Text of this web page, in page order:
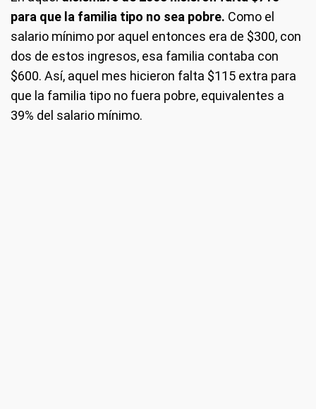
para que la familia tipo no sea pobre. Como el
salario mínimo por aquel entonces era de $300, con
dos de estos ingresos, esa familia contaba con
$600. Así, aquel mes hicieron falta $115 extra para
que la familia tipo no fuera pobre, equivalentes a
39% del salario mínimo.